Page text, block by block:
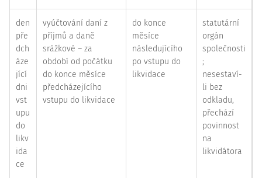
den
pře
dch
áze
jící
dni
vst
upu
do
likv
ida
ce
vyúčtování daní z
příjmů a daně
srážkové – za
období od počátku
do konce měsíce
předcházejícího
vstupu do likvidace
do konce
měsíce
následujícího
po vstupu do
likvidace
statutární
orgán
společnosti
;
nesestaví-
li bez
odkladu,
přechází
povinnost
na
likvidátora